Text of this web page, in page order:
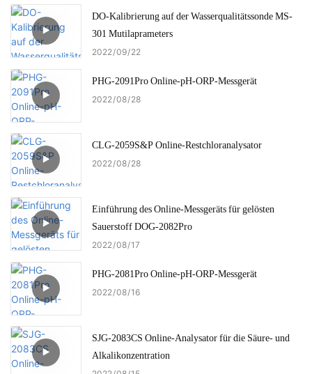
DO-Kalibrierung auf der Wasserqualitätssonde MS-
301 Mutilaprameters
2022 09 22
PHG-2091Pro Online-pH-ORP-Messgerät
2022 08 28
CLG-2059S&P Online-Restchloranalysator
2022 08 28
Einführung des Online-Messgeräts für gelösten
Sauerstoff DOG-2082Pro
2022 08 17
PHG-2081Pro Online-pH-ORP-Messgerät
2022 08 16
SJG-2083CS Online-Analysator für die Säure- und
Alkalikonzentration